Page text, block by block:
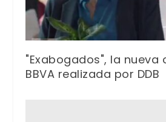
"Exabogados", la nueva
BBVA realizada por DDB